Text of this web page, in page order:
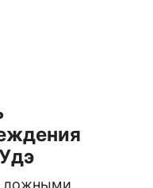
ложными